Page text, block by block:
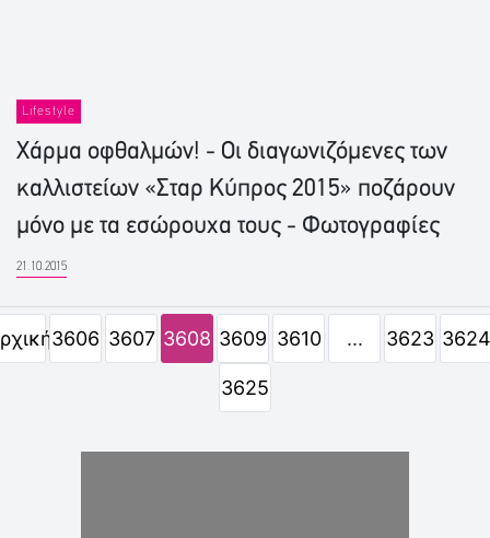
Lifestyle
Χάρμα οφθαλμών! - Οι διαγωνιζόμενες των
καλλιστείων «Σταρ Κύπρος 2015» ποζάρουν
μόνο με τα εσώρουχα τους - Φωτογραφίες
21.10.2015
3606 3607 3608 3609 3610 ... 3623 3624
3625